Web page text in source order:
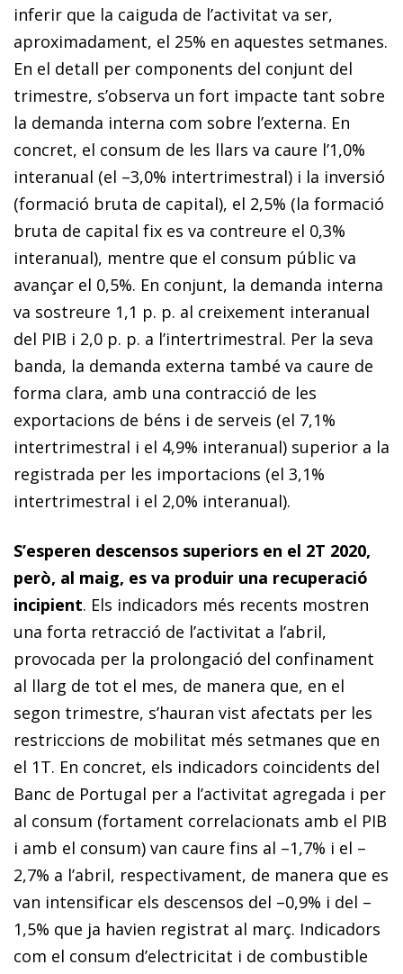
inferir que la caiguda de l’activitat va ser,
aproximadament, el 25% en aquestes setmanes.
En el detall per components del conjunt del
trimestre, s’observa un fort impacte tant sobre
la demanda interna com sobre l’externa. En
concret, el consum de les llars va caure l’1,0%
interanual (el –3,0% intertrimestral) i la inversió
(formació bruta de capital), el 2,5% (la formació
bruta de capital fix es va contreure el 0,3%
interanual), mentre que el consum públic va
avançar el 0,5%. En conjunt, la demanda interna
va sostreure 1,1 p. p. al creixement interanual
del PIB i 2,0 p. p. a l’intertrimestral. Per la seva
banda, la demanda externa també va caure de
forma clara, amb una contracció de les
exportacions de béns i de serveis (el 7,1%
intertrimestral i el 4,9% interanual) superior a la
registrada per les importacions (el 3,1%
intertrimestral i el 2,0% interanual).
S’esperen descensos superiors en el 2T 2020,
però, al maig, es va produir una recuperació
incipient. Els indicadors més recents mostren
una forta retracció de l’activitat a l’abril,
provocada per la prolongació del confinament
al llarg de tot el mes, de manera que, en el
segon trimestre, s’hauran vist afectats per les
restriccions de mobilitat més setmanes que en
el 1T. En concret, els indicadors coincidents del
Banc de Portugal per a l’activitat agregada i per
al consum (fortament correlacionats amb el PIB
i amb el consum) van caure fins al –1,7% i el –
2,7% a l’abril, respectivament, de manera que es
van intensificar els descensos del –0,9% i del –
1,5% que ja havien registrat al març. Indicadors
com el consum d’electricitat i de combustible